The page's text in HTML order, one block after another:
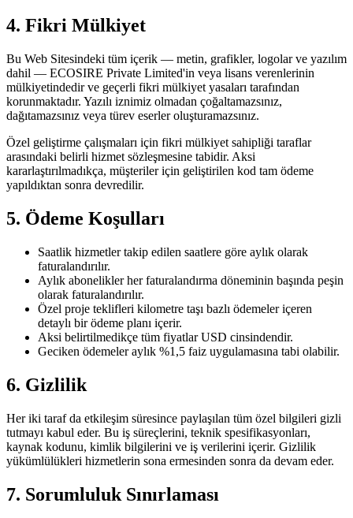
4. Fikri Mülkiyet
Bu Web Sitesindeki tüm içerik — metin, grafikler, logolar ve yazılım
dahil — ECOSIRE Private Limited'in veya lisans verenlerinin
mülkiyetindedir ve geçerli fikri mülkiyet yasaları tarafından
korunmaktadır. Yazılı iznimiz olmadan çoğaltamazsınız,
dağıtamazsınız veya türev eserler oluşturamazsınız.
Özel geliştirme çalışmaları için fikri mülkiyet sahipliği taraflar
arasındaki belirli hizmet sözleşmesine tabidir. Aksi
kararlaştırılmadıkça, müşteriler için geliştirilen kod tam ödeme
yapıldıktan sonra devredilir.
5. Ödeme Koşulları
Saatlik hizmetler takip edilen saatlere göre aylık olarak
faturalandırılır.
Aylık abonelikler her faturalandırma döneminin başında peşin
olarak faturalandırılır.
Özel proje teklifleri kilometre taşı bazlı ödemeler içeren
detaylı bir ödeme planı içerir.
Aksi belirtilmedikçe tüm fiyatlar USD cinsindendir.
Geciken ödemeler aylık %1,5 faiz uygulamasına tabi olabilir.
6. Gizlilik
Her iki taraf da etkileşim süresince paylaşılan tüm özel bilgileri gizli
tutmayı kabul eder. Bu iş süreçlerini, teknik spesifikasyonları,
kaynak kodunu, kimlik bilgilerini ve iş verilerini içerir. Gizlilik
yükümlülükleri hizmetlerin sona ermesinden sonra da devam eder.
7. Sorumluluk Sınırlaması